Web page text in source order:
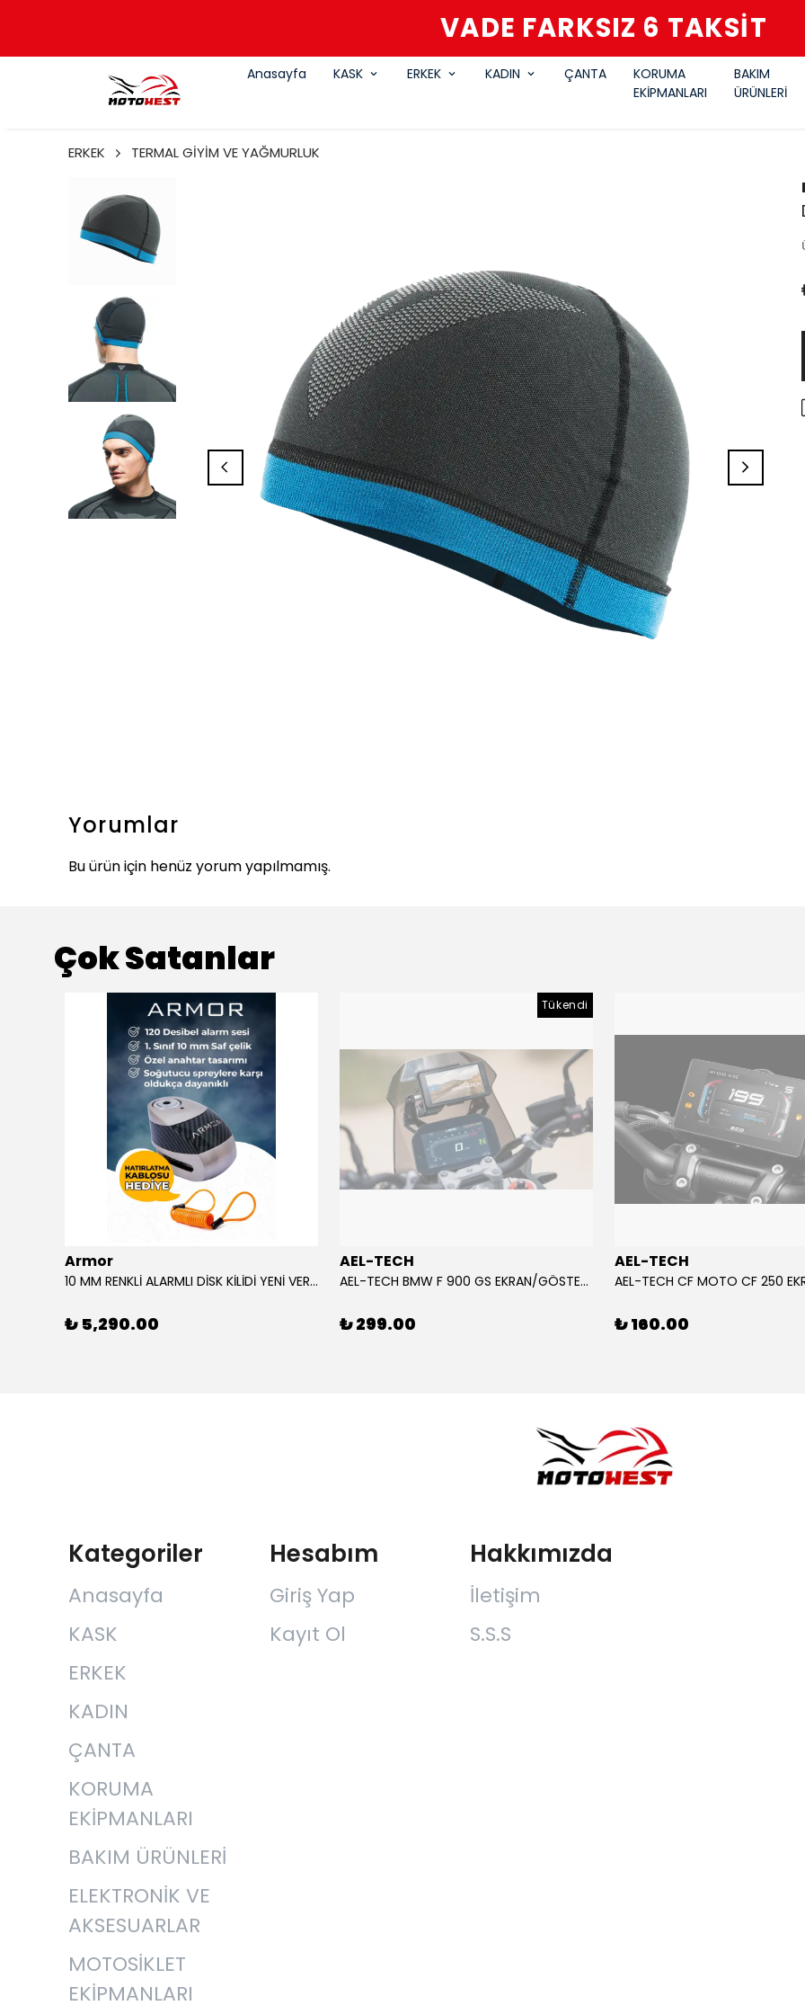
VADE FARKSIZ 6 TAKSİT
Anasayfa KASK ERKEK KADIN ÇANTA
KORUMA
EKİPMANLARI
BAKIM
ÜRÜNLERİ
ERKEK TERMAL GİYİM VE YAĞMURLUK
Yorumlar
Bu ürün için henüz yorum yapılmamış.
Çok Satanlar
Armor
10 MM RENKLİ ALARMLI DİSK KİLİDİ YENİ VERSİYON
₺ 5,290.00
Tükendi
AEL-TECH
AEL-TECH BMW F 900 GS EKRAN/GÖSTERGE KORUYUCU 2024-2025
₺ 299.00
AEL-TECH
₺ 160.00
Kategoriler
Anasayfa
KASK
ERKEK
KADIN
ÇANTA
KORUMA
EKİPMANLARI
BAKIM ÜRÜNLERİ
ELEKTRONİK VE
AKSESUARLAR
MOTOSİKLET
EKİPMANLARI
Hesabım
Giriş Yap
Kayıt Ol
Hakkımızda
İletişim
S.S.S